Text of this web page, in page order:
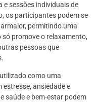
e sessões individuais de
os participantes podem se
permitindo uma
promove o relaxamento,
pessoas que
como uma
ansiedade e
saúde e bem-estar podem